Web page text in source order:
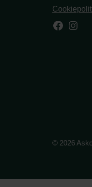
© 2026